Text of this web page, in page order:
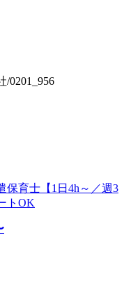
0201_956
保育士【1日4h～／週3
トOK